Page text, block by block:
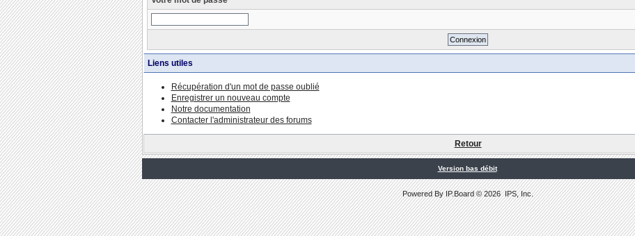
Liens utiles
Récupération d'un mot de passe oublié
Enregistrer un nouveau compte
Notre documentation
Contacter l'administrateur des forums
Retour
Version bas débit
Powered ByIP.Board© 2026IPS, Inc.